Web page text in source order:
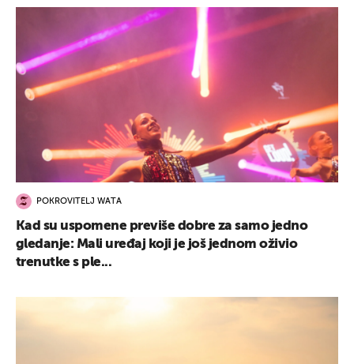
POKROVITELJ WATA
Kad su uspomene previše dobre za samo jedno
gledanje: Mali uređaj koji je još jednom oživio
trenutke s ple...